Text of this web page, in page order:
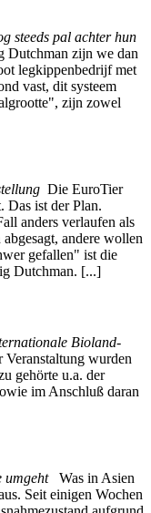
steeds pal achter hun
Dutchman zijn we dan
legkippenbedrijf met
vast, dit systeem
zijn zowel
Die EuroTier
Das ist der Plan.
anders verlaufen als
andere wollen
gefallen" ist die
Dutchman. [...]
Bioland-
wurden
gehörte u.a. der
im Anschluß daran
umgeht Was in Asien
Seit einigen Wochen